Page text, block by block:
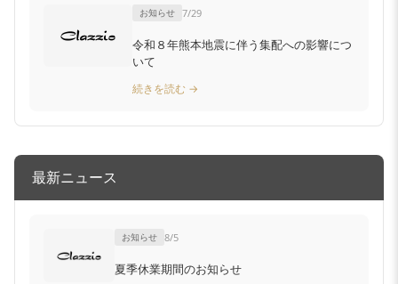
お知らせ 7/29
令和８年熊本地震に伴う集配への影響につ
いて
続きを読む →
最新ニュース
お知らせ 8/5
夏季休業期間のお知らせ